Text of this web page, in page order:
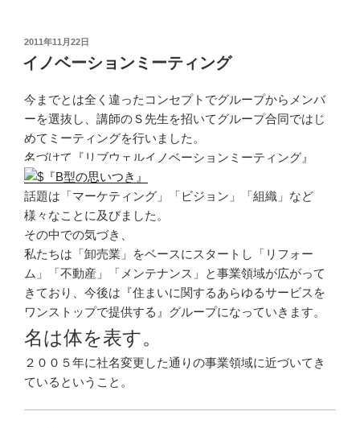
投
日:
2011年11月22日
イノベーションミーティング
今までとは全く違ったコンセプトでグループからメンバ
ーを選抜し、講師のＳ先生を招いてグループ合同ではじ
めてミーティングを行いました。
名づけて『リブウェルイノベーションミーティング』
話題は「マーケティング」「ビジョン」「組織」など
様々なことに及びました。
その中での気づき、
私たちは「卸売業」をベースにスタートし「リフォー
ム」「不動産」「メンテナンス」と事業領域が広がって
きており、今後は『住まいに関するあらゆるサービスを
ワンストップで提供する』グループになっていきます。
名は体を表す。
２００５年に社名変更した通りの事業領域に近づいてき
ているということ。